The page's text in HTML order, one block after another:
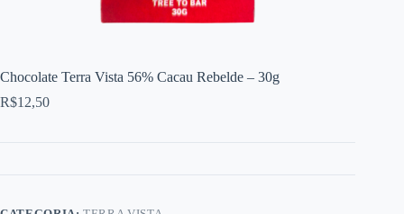
Chocolate Terra Vista 56% Cacau Rebelde – 30g
R$12,50